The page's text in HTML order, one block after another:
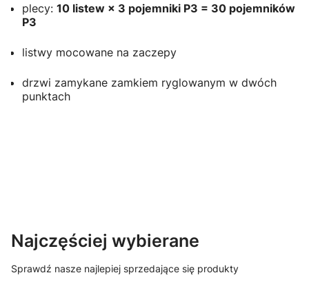
plecy: 10 listew × 3 pojemniki P3 = 30 pojemników
P3
listwy mocowane na zaczepy
drzwi zamykane zamkiem ryglowanym w dwóch
punktach
Najczęściej wybierane
Sprawdź nasze najlepiej sprzedające się produkty